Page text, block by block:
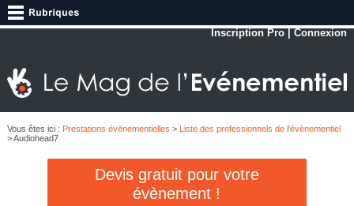
Inscription Pro |Connexion
Vous êtes ici : Prestations évènementielles >
Liste des professionnels de l'évènementiel
> Audiohead7
Devis gratuit pour votre
évènement !